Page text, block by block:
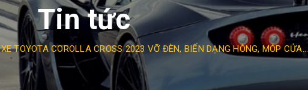
Tin tức
TOYOTA COROLLA CROSS 2023 VỠ ĐÈN, BIẾN DẠNG HÔNG, MÓP CỬA...